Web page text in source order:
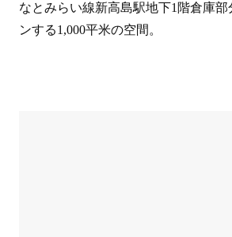
なとみらい線新高島駅地下1階倉庫
ンする1,000平米の空間。